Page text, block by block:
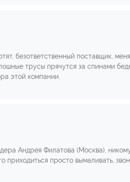
безответственный поставщик,
трусы прячутся за спинами
этой компании.
Андрея Филатова (Москва),
приходиться просто вымаливать,